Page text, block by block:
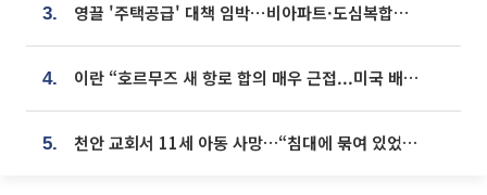
3. 영끌 '주택공급' 대책 임박⋯비아파트·도심복합까지 총동원
4. 이란 “호르무즈 새 항로 합의 매우 근접...미국 배상 먼저”
5. 천안 교회서 11세 아동 사망…“침대에 묶여 있었다” 진술 확보